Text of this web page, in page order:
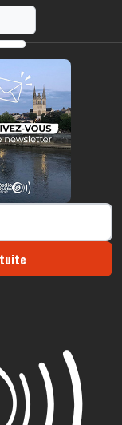
https://radio-g.fr?12256